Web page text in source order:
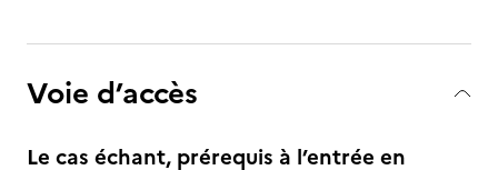
Voie d’accès
Le cas échant, prérequis à l’entrée en